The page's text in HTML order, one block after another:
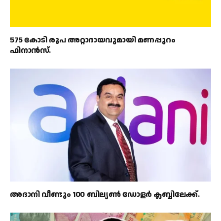
575 കോടി രൂപ അറ്റാദായവുമായി മണപ്പുറം
ഫിനാൻസ്.
അദാനി വീണ്ടും 100 ബില്യൺ ഡോളർ ക്ലബ്ബിലേക്ക്.